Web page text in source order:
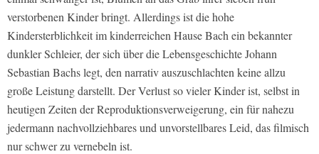
verstorbenen Kinder bringt. Allerdings ist die hohe
Kindersterblichkeit im kinderreichen Hause Bach ein bekannter
dunkler Schleier, der sich über die Lebensgeschichte Johann
Sebastian Bachs legt, den narrativ auszuschlachten keine allzu
große Leistung darstellt. Der Verlust so vieler Kinder ist, selbst in
heutigen Zeiten der Reproduktionsverweigerung, ein für nahezu
jedermann nachvollziehbares und unvorstellbares Leid, das filmisch
nur schwer zu vernebeln ist.